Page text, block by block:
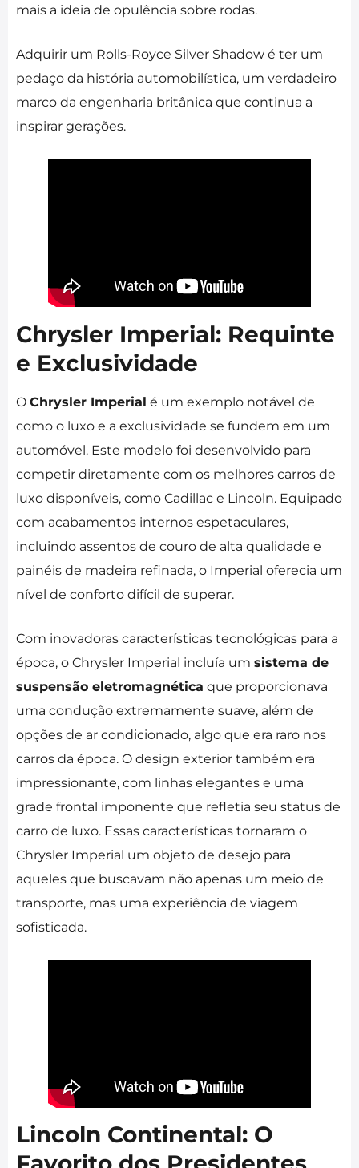
mais a ideia de opulência sobre rodas.
Adquirir um Rolls-Royce Silver Shadow é ter um
pedaço da história automobilística, um verdadeiro
marco da engenharia britânica que continua a
inspirar gerações.
Chrysler Imperial: Requinte
e Exclusividade
O Chrysler Imperial é um exemplo notável de
como o luxo e a exclusividade se fundem em um
automóvel. Este modelo foi desenvolvido para
competir diretamente com os melhores carros de
luxo disponíveis, como Cadillac e Lincoln. Equipado
com acabamentos internos espetaculares,
incluindo assentos de couro de alta qualidade e
painéis de madeira refinada, o Imperial oferecia um
nível de conforto difícil de superar.
Com inovadoras características tecnológicas para a
época, o Chrysler Imperial incluía um sistema de
suspensão eletromagnética que proporcionava
uma condução extremamente suave, além de
opções de ar condicionado, algo que era raro nos
carros da época. O design exterior também era
impressionante, com linhas elegantes e uma
grade frontal imponente que refletia seu status de
carro de luxo. Essas características tornaram o
Chrysler Imperial um objeto de desejo para
aqueles que buscavam não apenas um meio de
transporte, mas uma experiência de viagem
sofisticada.
Lincoln Continental: O